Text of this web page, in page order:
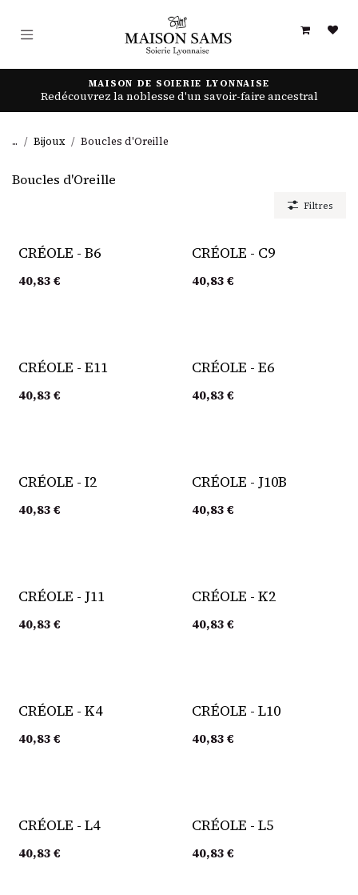
MAISON DE SOIERIE LYONNAISE
Redécouvrez la noblesse d'un savoir-faire ancestral
... Bijoux Boucles d'Oreille
Boucles d'Oreille
Filtres
CRÉOLE - B6
40,83€
CRÉOLE - C9
40,83€
CRÉOLE - E11
40,83€
CRÉOLE - E6
40,83€
CRÉOLE - I2
40,83€
CRÉOLE - J10B
40,83€
CRÉOLE - J11
40,83€
CRÉOLE - K2
40,83€
CRÉOLE - K4
40,83€
CRÉOLE - L10
40,83€
CRÉOLE - L4
40,83€
CRÉOLE - L5
40,83€